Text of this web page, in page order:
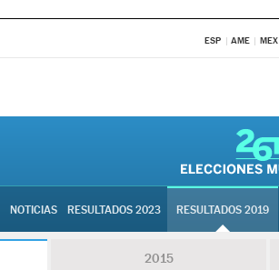
ESP AME MEX
NOTICIAS RESULTADOS 2023 RESULTADOS 2019
2015